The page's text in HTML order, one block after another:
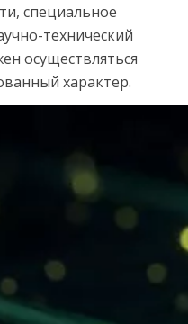
специальное
технический
осуществляться
характер.